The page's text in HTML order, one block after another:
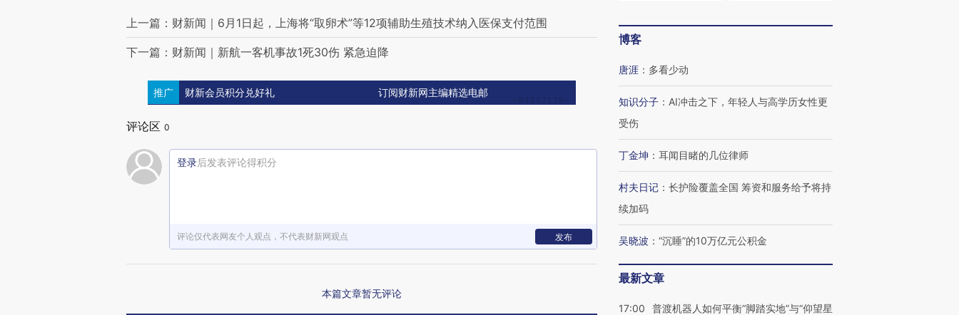
上一篇：财新闻｜6月1日起，上海将“取卵术”等12项辅助生殖技术纳入医保支付范围
下一篇：财新闻｜新航一客机事故1死30伤 紧急迫降
推广 财新会员积分兑好礼 订阅财新网主编精选电邮
评论区 0
登录后发表评论得积分
评论仅代表网友个人观点，不代表财新网观点 发布
本篇文章暂无评论
博客
唐涯 ： 多看少动
知识分子 ： AI冲击之下，年轻人与高学历女性更
受伤
丁金坤 ： 耳闻目睹的几位律师
村夫日记 ： 长护险覆盖全国 筹资和服务给予将持
续加码
吴晓波 ： “沉睡”的10万亿元公积金
最新文章
17:00
普渡机器人如何平衡“脚踏实地”与“仰望星